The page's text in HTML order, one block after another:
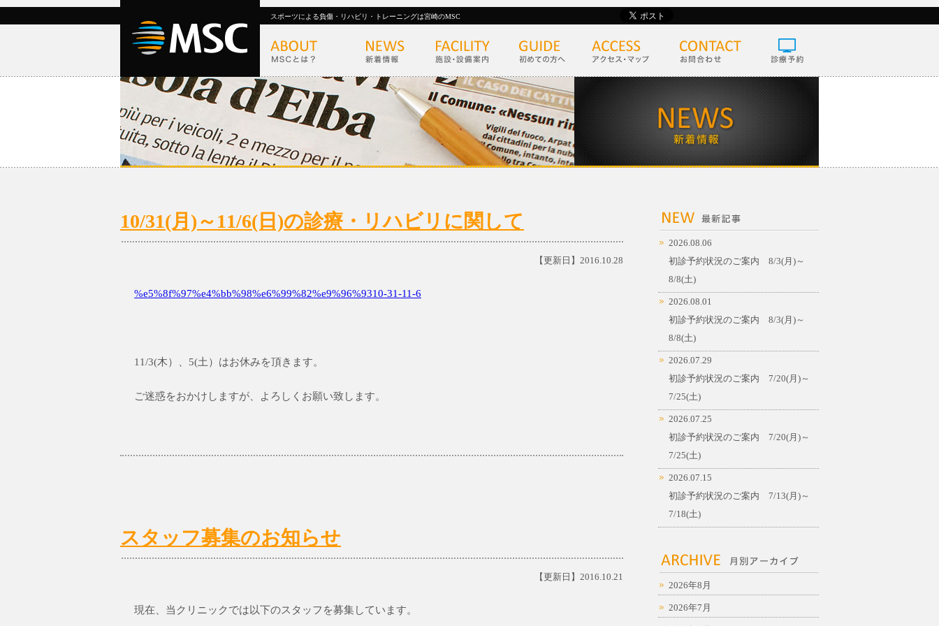
スポーツによる負傷・リハビリ・トレーニングは宮崎のMSC
10/31(月)～11/6(日)の診療・リハビリに関して
【更新日】2016.10.28
%e5%8f%97%e4%bb%98%e6%99%82%e9%96%9310-31-11-6
11/3(木）、5(土）はお休みを頂きます。
ご迷惑をおかけしますが、よろしくお願い致します。
スタッフ募集のお知らせ
【更新日】2016.10.21
現在、当クリニックでは以下のスタッフを募集しています。
2026.08.06
初診予約状況のご案内 8/3(月)～
8/8(土)
2026.08.01
初診予約状況のご案内 8/3(月)～
8/8(土)
2026.07.29
初診予約状況のご案内 7/20(月)～
7/25(土)
2026.07.25
初診予約状況のご案内 7/20(月)～
7/25(土)
2026.07.15
初診予約状況のご案内 7/13(月)～
7/18(土)
2026年8月
2026年7月